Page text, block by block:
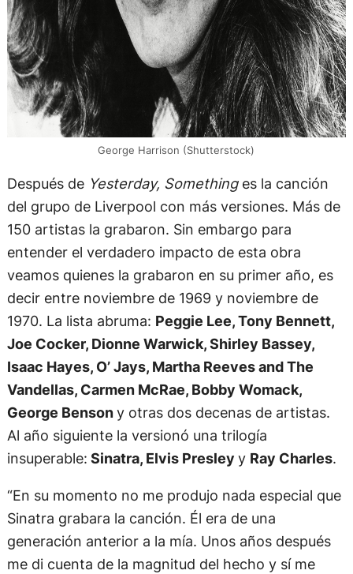
George Harrison (Shutterstock)
Después de Yesterday, Somethinges la canción
del grupo de Liverpool con más versiones. Más de
150 artistas la grabaron. Sin embargo para
entender el verdadero impacto de esta obra
veamos quienes la grabaron en su primer año, es
decir entre noviembre de 1969 y noviembre de
1970. La lista abruma: Peggie Lee, Tony Bennett,
Joe Cocker, Dionne Warwick, Shirley Bassey,
Isaac Hayes, O’ Jays, Martha Reeves and The
Vandellas, Carmen McRae, Bobby Womack,
George Bensony otras dos decenas de artistas.
Al año siguiente la versionó una trilogía
insuperable: Sinatra, Elvis Presley y Ray Charles.
“En su momento no me produjo nada especial que
Sinatra grabara la canción. Él era de una
generación anterior a la mía. Unos años después
me di cuenta de la magnitud del hecho y sí me